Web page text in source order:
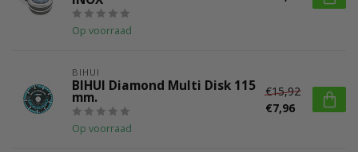
Op voorraad
BIHUI
BIHUI Diamond Multi Disk 115
mm.
Op voorraad
€15,92
€7,96